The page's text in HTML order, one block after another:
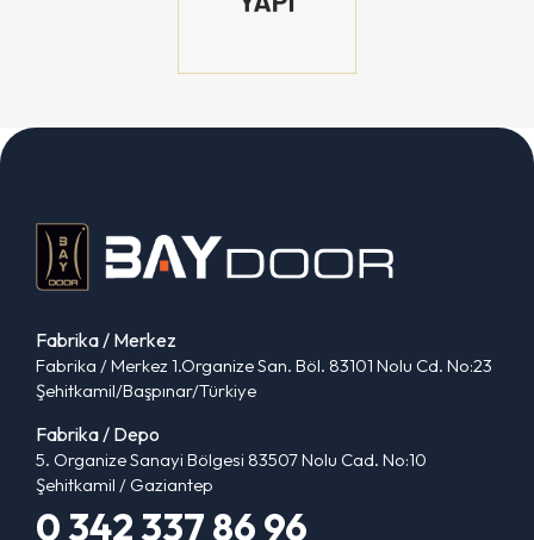
Fabrika / Merkez
Fabrika / Merkez 1.Organize San. Böl. 83101 Nolu Cd. No:23
Şehitkamil/Başpınar/Türkiye
Fabrika / Depo
5. Organize Sanayi Bölgesi 83507 Nolu Cad. No:10
Şehitkamil / Gaziantep
0 342 337 86 96